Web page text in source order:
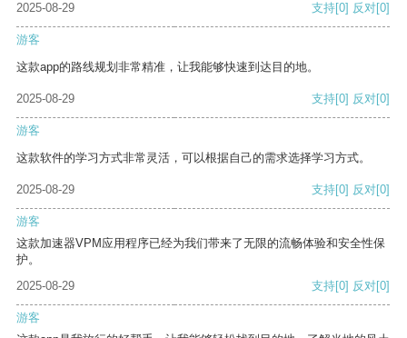
2025-08-29 支持[0] 反对[0]
游客
这款app的路线规划非常精准，让我能够快速到达目的地。
2025-08-29 支持[0] 反对[0]
游客
这款软件的学习方式非常灵活，可以根据自己的需求选择学习方式。
2025-08-29 支持[0] 反对[0]
游客
这款加速器VPM应用程序已经为我们带来了无限的流畅体验和安全性保
护。
2025-08-29
支持[0] 反对[0]
游客